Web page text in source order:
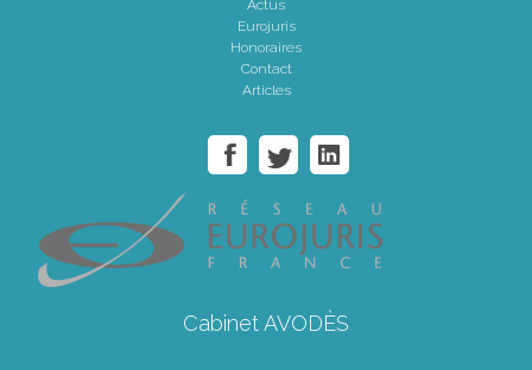
Actus
Eurojuris
Honoraires
Contact
Articles
Cabinet AVODÈS